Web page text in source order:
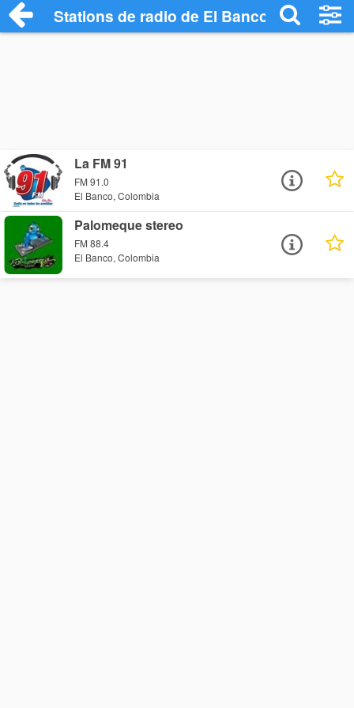
Stations de radio de El Banco
La FM 91
FM 91.0
El Banco, Colombia
Palomeque stereo
FM 88.4
El Banco, Colombia